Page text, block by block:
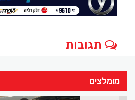
תגובות
מומלצים